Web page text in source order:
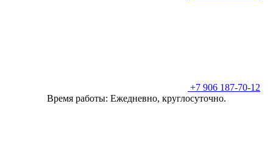
+7 906 187-70-12
Время работы: Ежедневно, круглосуточно.